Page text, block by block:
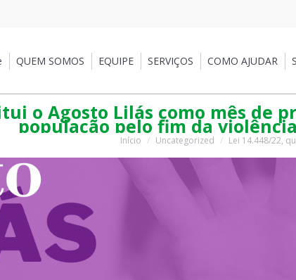
QUEM SOMOS EQUIPE SERVIÇOS COMO AJUDAR
o Agosto Lilás como mês de
população pelo fim da
Você está aqui:
Início Uncategorized Lei 14.448/22,